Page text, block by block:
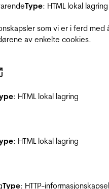
Type: HTML lokal lagring
som vi er i ferd med
av enkelte cookies.
: HTML lokal lagring
: HTML lokal lagring
Type: HTTP-informasjonskapsel